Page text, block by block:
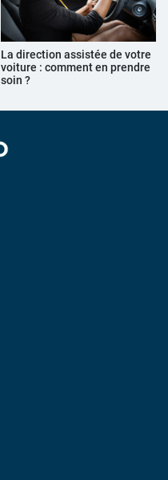
La direction assistée de votre
voiture : comment en prendre
soin ?